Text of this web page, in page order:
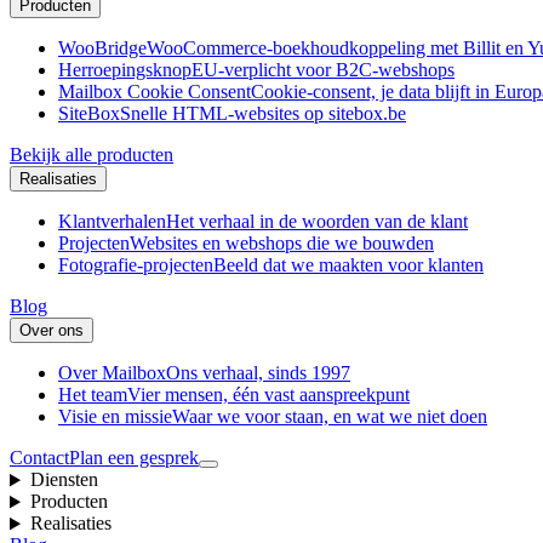
Producten
WooBridgeWooCommerce-boekhoudkoppeling met Billit en
HerroepingsknopEU-verplicht voor B2C-webshops
Mailbox Cookie ConsentCookie-consent, je data blijft in
SiteBoxSnelle HTML-websites op sitebox.be
Bekijk alle producten
Realisaties
KlantverhalenHet verhaal in de woorden van de klant
ProjectenWebsites en webshops die we bouwden
Fotografie-projectenBeeld dat we maakten voor klanten
Blog
Over ons
Over MailboxOns verhaal, sinds 1997
Het teamVier mensen, één vast aanspreekpunt
Visie en missieWaar we voor staan, en wat we niet doen
ContactPlan een gesprek
Diensten
Producten
Realisaties